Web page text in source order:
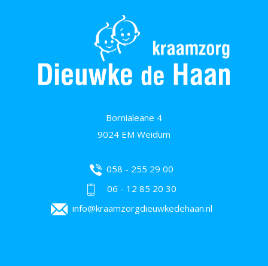
Bornialeane 4
9024 EM Weidum
058 - 255 29 00
06 - 12 85 20 30
info@kraamzorgdieuwkedehaan.nl